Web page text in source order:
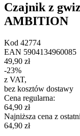
Czajnik z
AMBITION
Kod 42774
EAN 5904134960085
49,90 zł
-23%
z VAT,
bez kosztów dostawy
Cena regularna:
64,90 zł
Najniższa cena z
64,90 zł